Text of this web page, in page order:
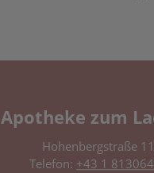
Apotheke zum
Hohenbergstraße
Telefon: +43 1